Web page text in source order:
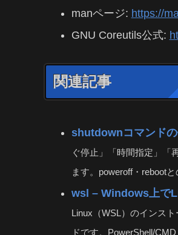
manページ: https://
GNU Coreutils公式:
関連記事
shutdownコマンド
ぐ停止」「時間指定」「
ます。poweroff・reboot
wsl – Windows上で
Linux（WSL）のインス
ドです。PowerShell/